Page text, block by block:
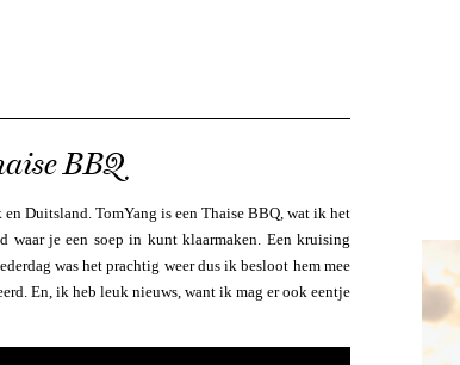
BBQ
Duitsland. TomYang is een Thaise BBQ, wat ik het
waar je een soep in kunt klaarmaken. Een kruising
was het prachtig weer dus ik besloot hem mee
En, ik heb leuk nieuws, want ik mag er ook eentje